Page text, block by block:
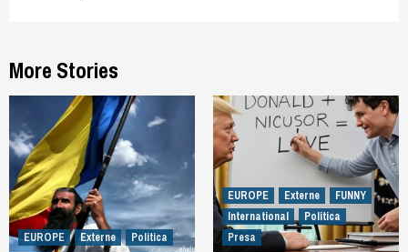
More Stories
EUROPE Externe Politica
EUROPE Externe
FUNNY
International
Politica
Presa